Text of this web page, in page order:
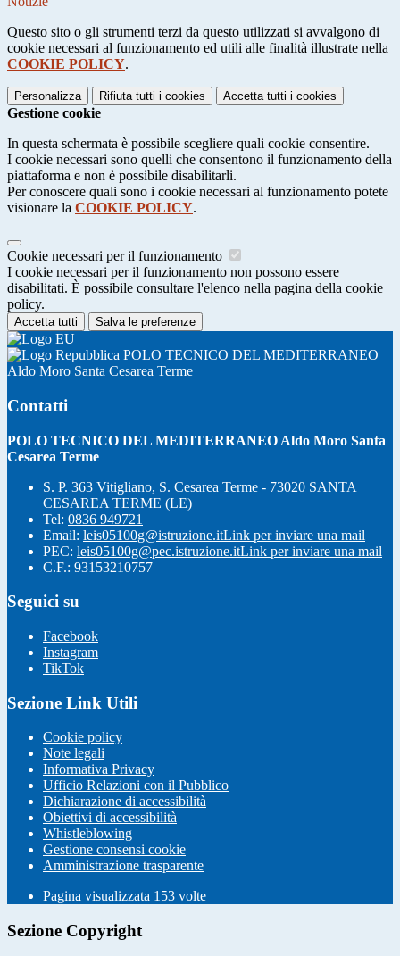
Questo sito o gli strumenti terzi da questo utilizzati si avvalgono di
cookie necessari al funzionamento ed utili alle finalità illustrate nella
COOKIE POLICY.
Personalizza Rifiuta tutti i cookies Accetta tutti i cookies
Gestione cookie
In questa schermata è possibile scegliere quali cookie consentire.
I cookie necessari sono quelli che consentono il funzionamento della
piattaforma e non è possibile disabilitarli.
Per conoscere quali sono i cookie necessari al funzionamento potete
visionare la COOKIE POLICY.
Cookie necessari per il funzionamento
I cookie necessari per il funzionamento non possono essere
disabilitati. È possibile consultare l'elenco nella pagina della cookie
policy.
Accetta tutti Salva le preferenze
POLO TECNICO DEL MEDITERRANEO
Aldo Moro Santa Cesarea Terme
Contatti
POLO TECNICO DEL MEDITERRANEO Aldo Moro Santa
Cesarea Terme
S. P. 363 Vitigliano, S. Cesarea Terme - 73020 SANTA
CESAREA TERME (LE)
Tel: 0836 949721
Email: leis05100g@istruzione.itLink per inviare una mail
PEC: leis05100g@pec.istruzione.itLink per inviare una mail
C.F.: 93153210757
Seguici su
Facebook
Instagram
TikTok
Sezione Link Utili
Cookie policy
Note legali
Informativa Privacy
Ufficio Relazioni con il Pubblico
Dichiarazione di accessibilità
Obiettivi di accessibilità
Whistleblowing
Gestione consensi cookie
Amministrazione trasparente
Pagina visualizzata 153 volte
Sezione Copyright